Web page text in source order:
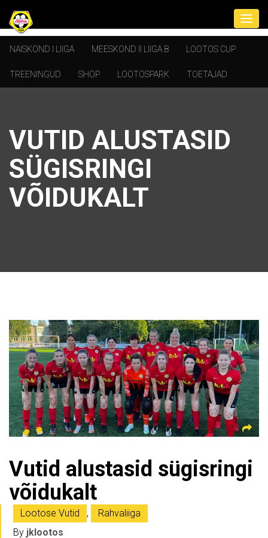
NAISKOND I LIIGA MEESKOND II LIIGA B LOOTOS CUP
TREENINGUD SHOP LOOTOSPARK TOETAJAD
VUTID ALUSTASID
SÜGISRINGI
VÕIDUKALT
Vutid alustasid sügisringi
võidukalt
Lootose Vutid ,
Rahvaliiga
By jklootos